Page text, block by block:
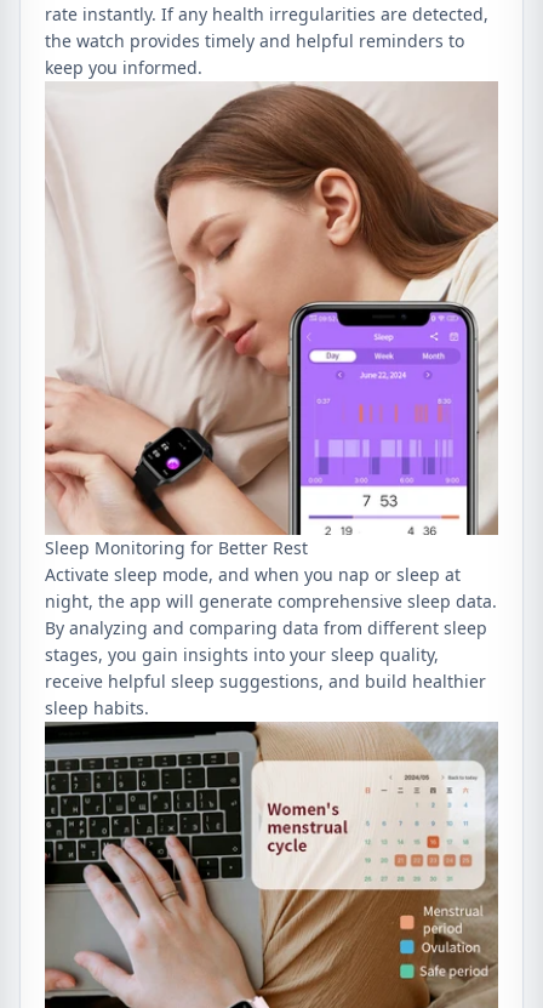
rate instantly. If any health irregularities are detected,
the watch provides timely and helpful reminders to
keep you informed.
Sleep Monitoring for Better Rest
Activate sleep mode, and when you nap or sleep at
night, the app will generate comprehensive sleep data.
By analyzing and comparing data from different sleep
stages, you gain insights into your sleep quality,
receive helpful sleep suggestions, and build healthier
sleep habits.